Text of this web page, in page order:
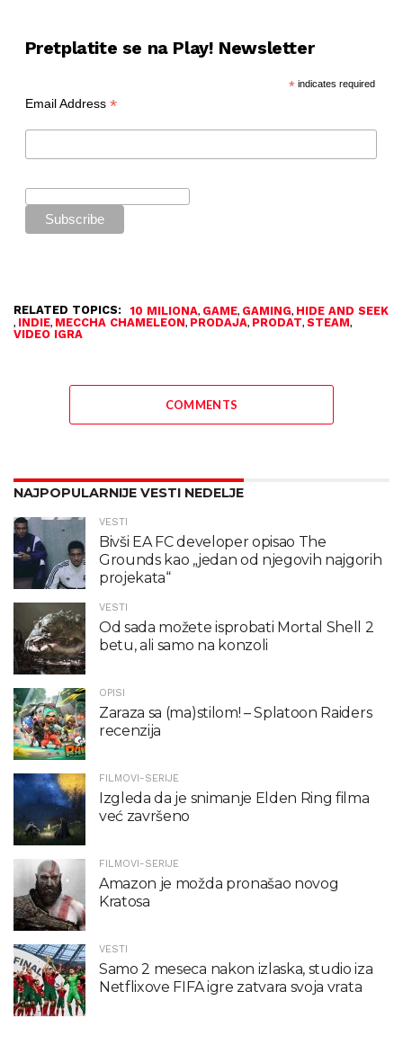
Pretplatite se na Play! Newsletter
*indicates required
Email Address *
RELATED TOPICS: 10 MILIONA, GAME, GAMING, HIDE AND SEEK
, INDIE, MECCHA CHAMELEON, PRODAJA, PRODAT, STEAM,
VIDEO IGRA
COMMENTS
NAJPOPULARNIJE VESTI NEDELJE
VESTI
Bivši EA FC developer opisao The
Grounds kao „jedan od njegovih najgorih
projekata“
VESTI
Od sada možete isprobati Mortal Shell 2
betu, ali samo na konzoli
OPISI
Zaraza sa (ma)stilom! – Splatoon Raiders
recenzija
FILMOVI-SERIJE
Izgleda da je snimanje Elden Ring filma
već završeno
FILMOVI-SERIJE
Amazon je možda pronašao novog
Kratosa
VESTI
Samo 2 meseca nakon izlaska, studio iza
Netflixove FIFA igre zatvara svoja vrata